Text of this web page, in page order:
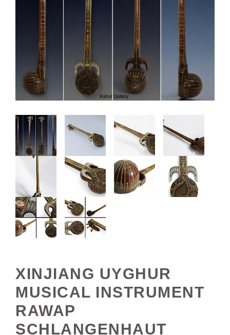
XINJIANG UYGHUR
MUSICAL INSTRUMENT
RAWAP
SCHLANGENHAUT